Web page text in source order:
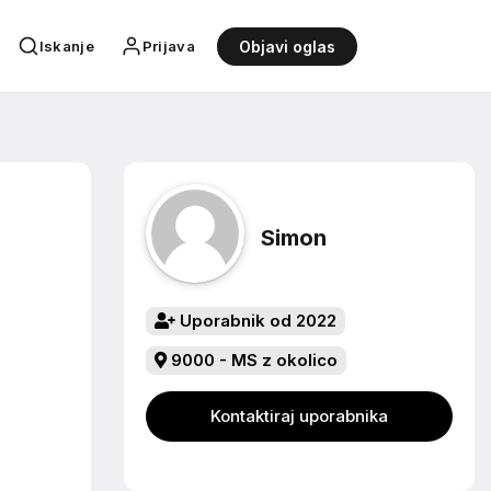
Iskanje Prijava Objavi oglas
Simon
Uporabnik od 2022
9000 - MS z okolico
Kontaktiraj uporabnika